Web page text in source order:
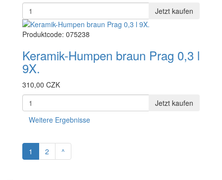
Jetzt kaufen
Produktcode: 075238
Keramik-Humpen braun Prag 0,3 l
9X.
310,00 CZK
Jetzt kaufen
Weitere Ergebnisse
1 2 ^